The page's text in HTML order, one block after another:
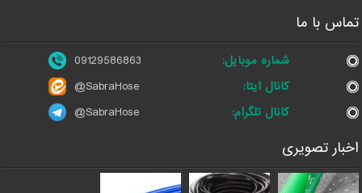
تماس با ما
شماره موبایل:
09129586863
کانال ایتا:
@SabraHose
کانال تلگرام:
@SabraHose
اخبار تصویری